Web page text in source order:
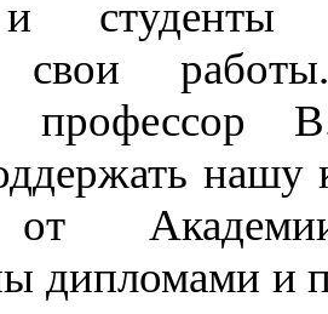
студенты
свои
профессор
нашу
от
дипломами и